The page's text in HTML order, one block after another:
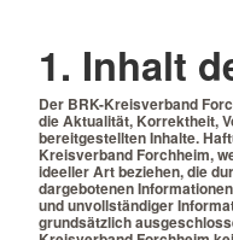
1. Inhalt
Der BRK-Kreisverband
die Aktualität, Korrektheit,
bereitgestellten Inhalte.
Kreisverband Forchheim,
ideeller Art beziehen, die
dargebotenen
und unvollständiger
grundsätzlich